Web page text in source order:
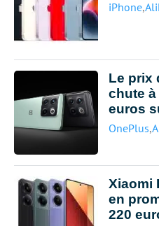
iPhone,
Le prix
chute à
euros
OnePlus,
Xiaomi
en
220